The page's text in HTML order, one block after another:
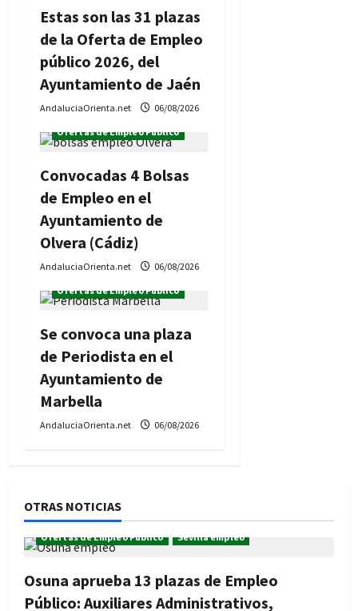
Estas son las 31 plazas
de la Oferta de Empleo
público 2026, del
Ayuntamiento de Jaén
AndaluciaOrienta.net
06/08/2026
Ofertas de Empleo Público
Convocadas 4 Bolsas
de Empleo en el
Ayuntamiento de
Olvera (Cádiz)
AndaluciaOrienta.net
06/08/2026
Ofertas de Empleo Público
Se convoca una plaza
de Periodista en el
Ayuntamiento de
Marbella
AndaluciaOrienta.net 06/08/2026
OTRAS NOTICIAS
Ofertas de Empleo Público Sevilla empleo
Osuna aprueba 13 plazas de Empleo
Público: Auxiliares Administrativos,